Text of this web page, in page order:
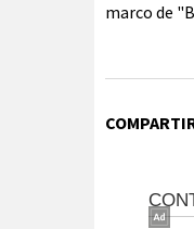
marco de